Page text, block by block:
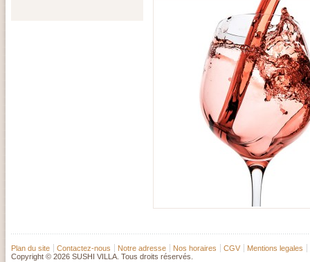
Plan du site Contactez-nous Notre adresse Nos horaires CGV
Mentions legales
Copyright © 2026 SUSHI VILLA. Tous droits réservés.